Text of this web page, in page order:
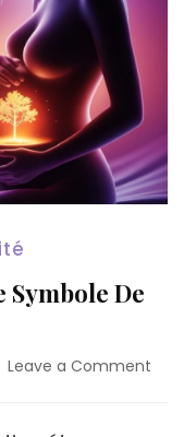
Symbole De
Leave a Comment